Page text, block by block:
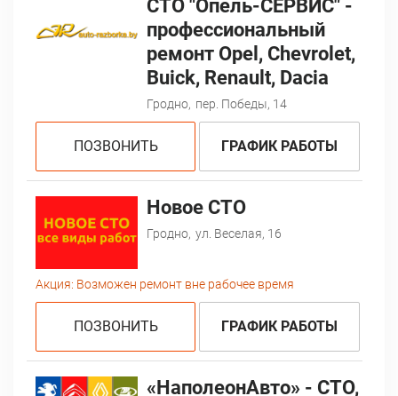
СТО "Опель-CЕРВИС" -
профессиональный
ремонт Opel, Chevrolet,
Buick, Renault, Dacia
Гродно, пер. Победы, 14
ПОЗВОНИТЬ ГРАФИК РАБОТЫ
Новое СТО
Гродно, ул. Веселая, 16
Акция: Возможен ремонт вне рабочее время
ПОЗВОНИТЬ ГРАФИК РАБОТЫ
«НаполеонАвто» - СТО,